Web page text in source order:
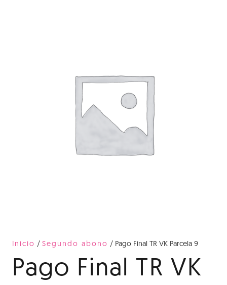
Inicio / Segundo abono / Pago Final TR VK Parcela 9
Pago Final TR VK